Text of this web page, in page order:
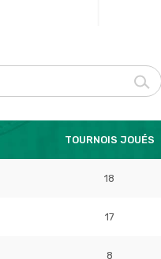
TOURNOIS JOUÉS
18
17
8